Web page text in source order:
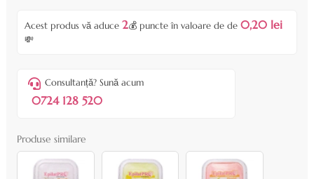
Acest produs vă aduce 2💰 puncte în valoare de de 0,20 lei
💸
Consultanță? Sună acum
0724 128 520
Produse similare